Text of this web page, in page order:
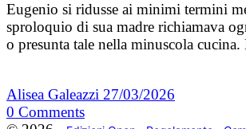
Eugenio si ridusse ai minimi termini
sproloquio di sua madre richiamava
o presunta tale nella minuscola
Alisea Galeazzi 27/03/2026
0 Comments